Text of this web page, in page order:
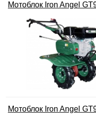
Мотоблок Iron Angel
Мотоблок Iron Angel